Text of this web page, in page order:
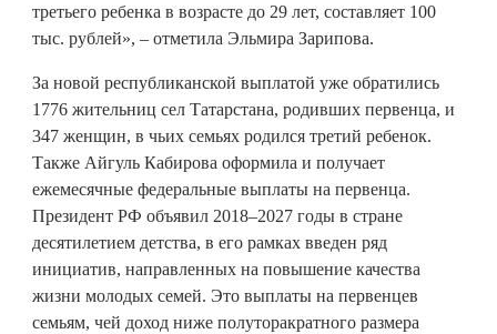
третьего ребенка в возрасте до 29 лет, составляет 100
тыс. рублей», – отметила Эльмира Зарипова.
За новой республиканской выплатой уже обратились
1776 жительниц сел Татарстана, родивших первенца, и
347 женщин, в чьих семьях родился третий ребенок.
Также Айгуль Кабирова оформила и получает
ежемесячные федеральные выплаты на первенца.
Президент РФ объявил 2018–2027 годы в стране
десятилетием детства, в его рамках введен ряд
инициатив, направленных на повышение качества
жизни молодых семей. Это выплаты на первенцев
семьям, чей доход ниже полуторакратного размера